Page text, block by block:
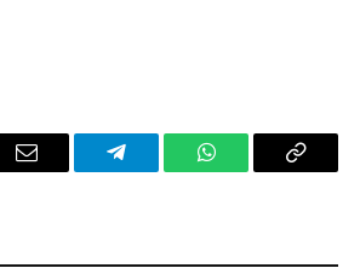
Email Telegram WhatsAppCopy